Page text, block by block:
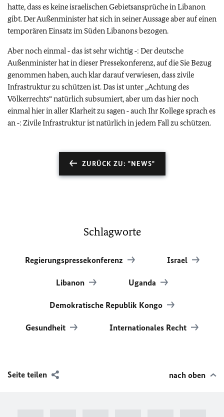
hatte, dass es keine israelischen Gebietsansprüche in Libanon
gibt. Der Außenminister hat sich in seiner Aussage aber auf einen
temporären Einsatz im Süden Libanons bezogen.
Aber noch einmal ‑ das ist sehr wichtig ‑: Der deutsche
Außenminister hat in dieser Pressekonferenz, auf die Sie Bezug
genommen haben, auch klar darauf verwiesen, dass zivile
Infrastruktur zu schützen ist. Das ist unter „Achtung des
Völkerrechts“ natürlich subsumiert, aber um das hier noch
einmal hier in aller Klarheit zu sagen ‑ auch Ihr Kollege sprach es
an ‑: Zivile Infrastruktur ist natürlich in jedem Fall zu schützen.
ZURÜCK ZU: "NEWS"
Schlagworte
Regierungspressekonferenz Israel
Libanon Uganda
Demokratische Republik Kongo
Gesundheit Internationales Recht
Seite teilen nach oben